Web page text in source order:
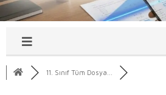
11. Sınıf Tüm Dosya...